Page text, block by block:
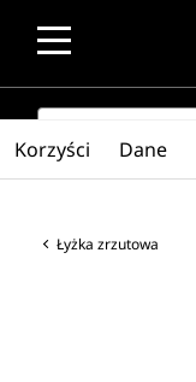
SEARCH
Łyżka zrzutowa
Korzyści Dane